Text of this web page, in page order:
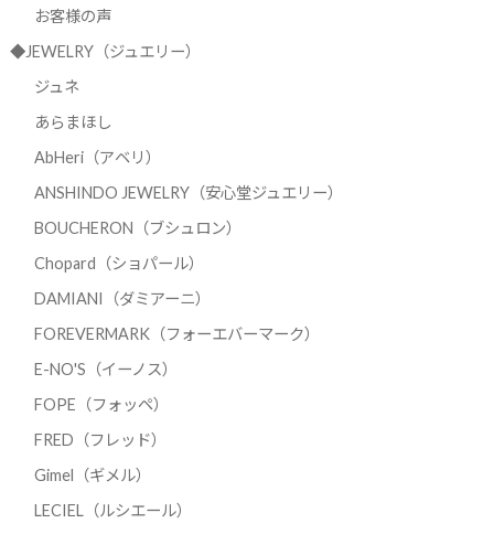
お客様の声
◆JEWELRY（ジュエリー）
ジュネ
あらまほし
AbHeri（アベリ）
ANSHINDO JEWELRY（安心堂ジュエリー）
BOUCHERON（ブシュロン）
Chopard（ショパール）
DAMIANI（ダミアーニ）
FOREVERMARK（フォーエバーマーク）
E-NO'S（イーノス）
FOPE（フォッペ）
FRED（フレッド）
Gimel（ギメル）
LECIEL（ルシエール）